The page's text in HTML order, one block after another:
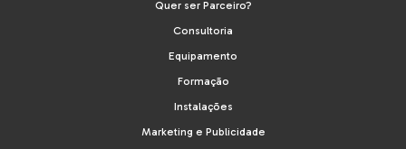
Quer ser Parceiro?
Consultoria
Equipamento
Formação
Instalações
Marketing e Publicidade